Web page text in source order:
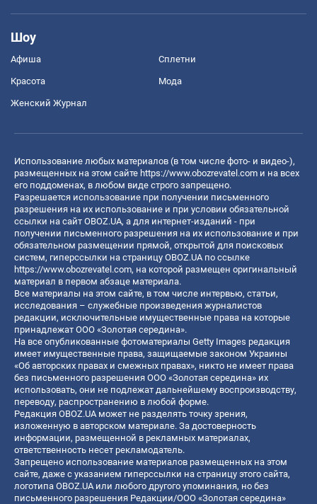
Шоу
Афиша Сплетни
Красота Мода
Женский Журнал
Использование любых материалов (в том числе фото- и видео-),
размещенных на этом сайте https://www.obozrevatel.com и на всех
его поддоменах, в любом виде строго запрещено.
Разрешается использование при получении письменного
разрешения на их использование и при условии обязательной
ссылки на сайт OBOZ.UA, а для интернет-изданий - при
получении письменного разрешения на их использование и при
обязательном размещении прямой, открытой для поисковых
систем, гиперссылки на страницу OBOZ.UA по ссылке
https://www.obozrevatel.com, на которой размещен оригинальный
материал в первом абзаце материала.
Все материалы на этом сайте, в том числе интервью, статьи,
исследования – служебные произведения журналистов
редакции, исключительные имущественные права на которые
принадлежат ООО «Золотая середина».
На все опубликованные фотоматериалы Getty Images редакция
имеет имущественные права, защищаемые законом Украины
«Об авторских правах и смежных правах», никто не имеет права
без письменного разрешения ООО «Золотая середина» их
использовать, они не подлежат дальнейшему воспроизводству,
переводу, распространению в любой форме.
Редакция OBOZ.UA может не разделять точку зрения,
изложенную в авторском материале. За достоверность
информации, размещенной в рекламных материалах,
ответственность несет рекламодатель.
Запрещено использование материалов размещенных на этом
сайте, даже с указанием гиперссылки на страницу этого сайта,
логотипа OBOZ.UA или любого другого упоминания, но без
письменного разрешения Редакции/ООО «Золотая середина»